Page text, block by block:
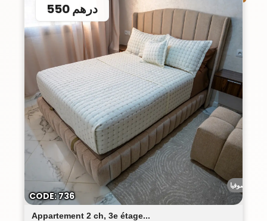
رياض صوفيا
Appartement 2 ch, 3e étage...
550 درهم
CODE: 736